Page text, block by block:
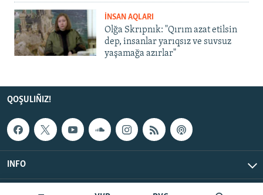
İNSAN AQLARI
Olğa Skrıpnık: "Qırım azat etilsin
dep, insanlar yarıqsız ve suvsuz
yaşamağa azırlar"
QOŞULIÑIZ!
INFO